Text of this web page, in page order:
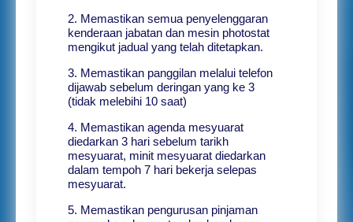
2. Memastikan semua penyelenggaran
kenderaan jabatan dan mesin photostat
mengikut jadual yang telah ditetapkan.
3. Memastikan panggilan melalui telefon
dijawab sebelum deringan yang ke 3
(tidak melebihi 10 saat)
4. Memastikan agenda mesyuarat
diedarkan 3 hari sebelum tarikh
mesyuarat, minit mesyuarat diedarkan
dalam tempoh 7 hari bekerja selepas
mesyuarat.
5. Memastikan pengurusan pinjaman